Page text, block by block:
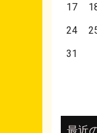
17
24
31
最近